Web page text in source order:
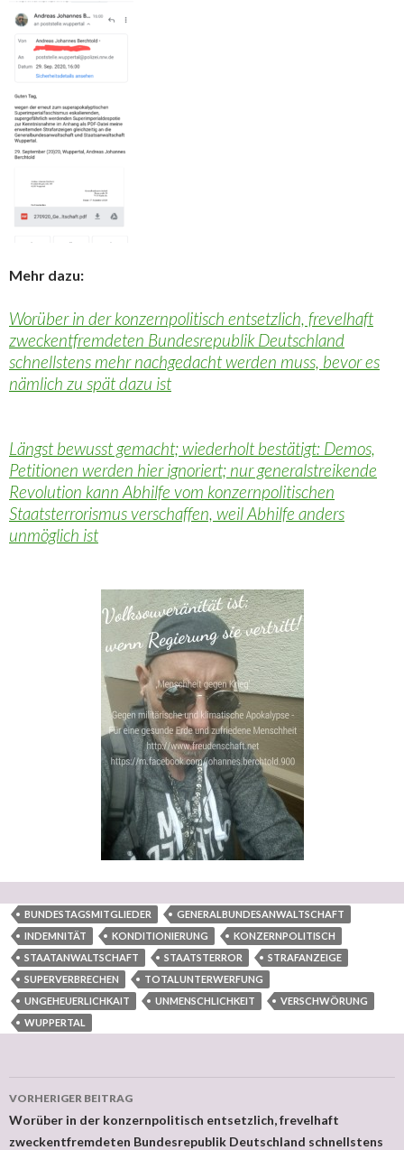
Mehr dazu:
Worüber in der konzernpolitisch entsetzlich, frevelhaft
zweckentfremdeten Bundesrepublik Deutschland
schnellstens mehr nachgedacht werden muss, bevor es
nämlich zu spät dazu ist
Längst bewusst gemacht; wiederholt bestätigt: Demos,
Petitionen werden hier ignoriert; nur generalstreikende
Revolution kann Abhilfe vom konzernpolitischen
Staatsterrorismus verschaffen, weil Abhilfe anders
unmöglich ist
BUNDESTAGSMITGLIEDER
GENERALBUNDESANWALTSCHAFT
INDEMNITÄT
KONDITIONIERUNG
KONZERNPOLITISCH
STAATANWALTSCHAFT
STAATSTERROR
STRAFANZEIGE
SUPERVERBRECHEN
TOTALUNTERWERFUNG
UNGEHEUERLICHKAIT
UNMENSCHLICHKEIT
VERSCHWÖRUNG
WUPPERTAL
Beitragsnavigation
VORHERIGER BEITRAG
Worüber in der konzernpolitisch entsetzlich, frevelhaft
zweckentfremdeten Bundesrepublik Deutschland schnellstens